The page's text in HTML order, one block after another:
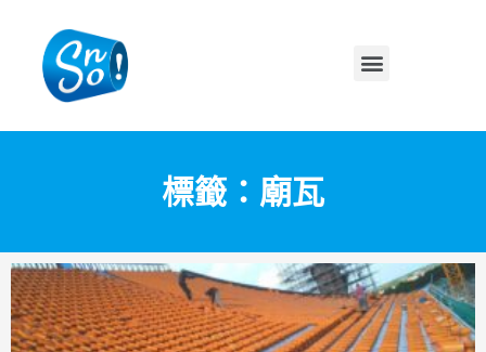
標籤：廟瓦